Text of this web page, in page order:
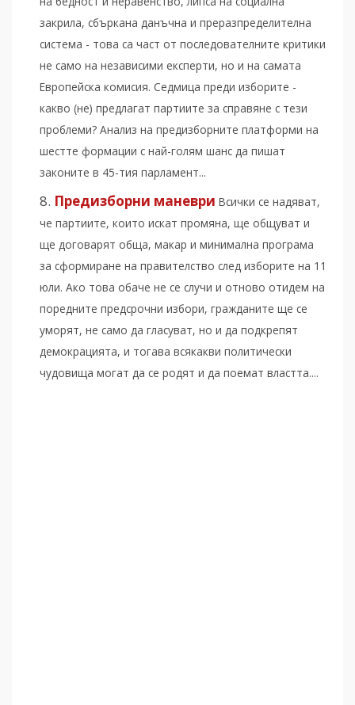
закрила, сбъркана данъчна и преразпределителна
система - това са част от последователните критики
не само на независими експерти, но и на самата
Европейска комисия. Седмица преди изборите -
какво (не) предлагат партиите за справяне с тези
проблеми? Анализ на предизборните платформи на
шестте формации с най-голям шанс да пишат
законите в 45-тия парламент...
Предизборни маневри Всички се надяват,
че партиите, които искат промяна, ще общуват и
ще договарят обща, макар и минимална програма
за сформиране на правителство след изборите на 11
юли. Ако това обаче не се случи и отново отидем на
поредните предсрочни избори, гражданите ще се
уморят, не само да гласуват, но и да подкрепят
демокрацията, и тогава всякакви политически
чудовища могат да се родят и да поемат властта....